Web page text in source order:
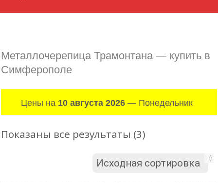
Металлочерепица Трамонтана — купить в
Симферополе
Цены на 10 августа 2026 — Понедельник
Показаны все результаты (3)